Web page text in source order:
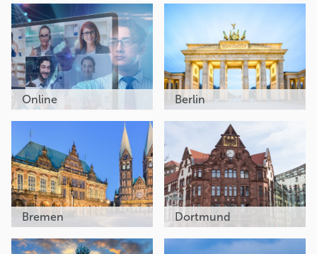
Online Berlin
Bremen Dortmund